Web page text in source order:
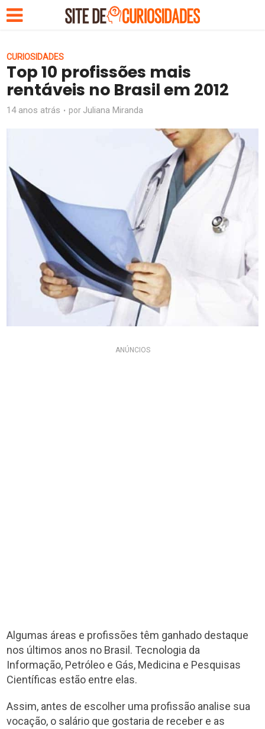
CURIOSIDADES
Top 10 profissões mais
rentáveis no Brasil em 2012
14 anos atrás por Juliana Miranda
ANÚNCIOS
Algumas áreas e profissões têm ganhado destaque
nos últimos anos no Brasil. Tecnologia da
Informação, Petróleo e Gás, Medicina e Pesquisas
Científicas estão entre elas.
Assim, antes de escolher uma profissão analise sua
vocação, o salário que gostaria de receber e as